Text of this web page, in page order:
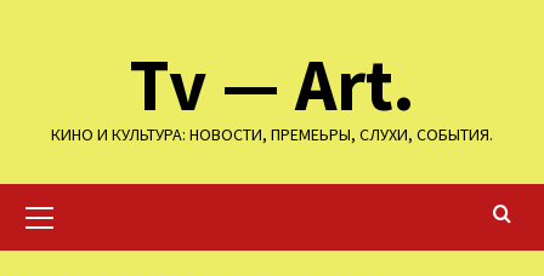
Tv — Art.
КИНО И КУЛЬТУРА: НОВОСТИ, ПРЕМЕЬРЫ, СЛУХИ, СОБЫТИЯ.
меню